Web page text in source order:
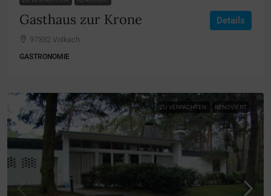
Gasthaus zur Krone
97332 Volkach
GASTRONOMIE
Details
ZU VERPACHTEN RENOVIERT